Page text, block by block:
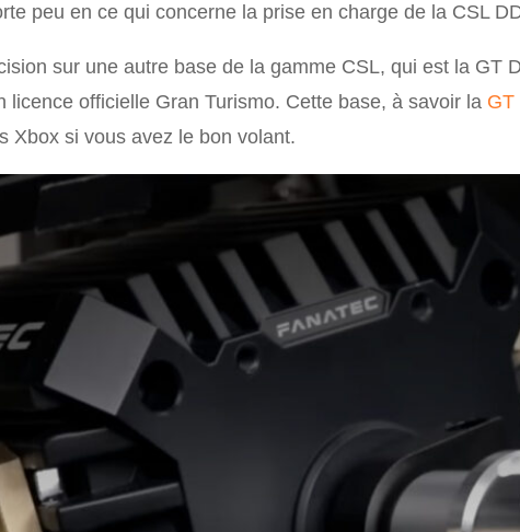
peu en ce qui concerne la prise en charge de la CSL
sur une autre base de la gamme CSL, qui est la GT
licence officielle Gran Turismo. Cette base, à savoir la GT
Xbox si vous avez le bon volant.